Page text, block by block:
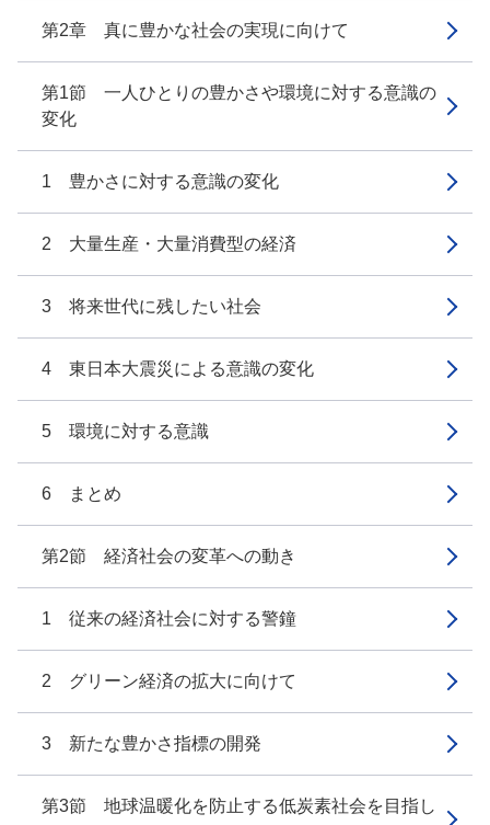
第2章 真に豊かな社会の実現に向けて
第1節 一人ひとりの豊かさや環境に対する意識の
変化
1 豊かさに対する意識の変化
2 大量生産・大量消費型の経済
3 将来世代に残したい社会
4 東日本大震災による意識の変化
5 環境に対する意識
6 まとめ
第2節 経済社会の変革への動き
1 従来の経済社会に対する警鐘
2 グリーン経済の拡大に向けて
3 新たな豊かさ指標の開発
第3節 地球温暖化を防止する低炭素社会を目指し